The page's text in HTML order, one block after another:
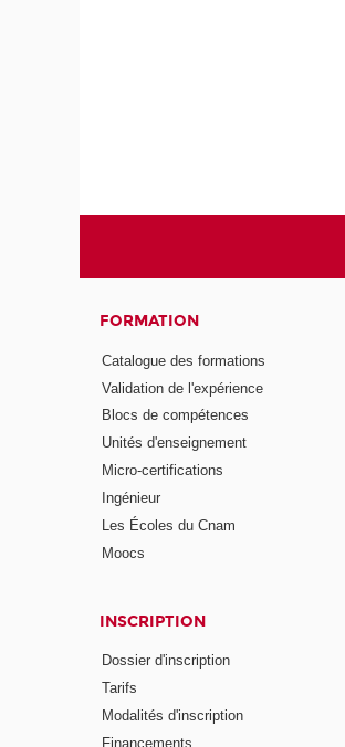
FORMATION
Catalogue des formations
Validation de l'expérience
Blocs de compétences
Unités d'enseignement
Micro-certifications
Ingénieur
Les Écoles du Cnam
Moocs
INSCRIPTION
Dossier d'inscription
Tarifs
Modalités d'inscription
Financements